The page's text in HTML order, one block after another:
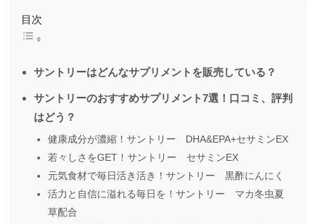
目次
サントリーはどんなサプリメントを販売している？
サントリーのおすすめサプリメント7選！口コミ、評判
はどう？
健康成分が濃縮！サントリー DHA&EPA+セサミンEX
若々しさをGET！サントリー セサミンEX
元気食材で毎日活き活き！サントリー 黒酢にんにく
活力と自信に溢れる毎日を！サントリー マカ冬虫夏
草配合